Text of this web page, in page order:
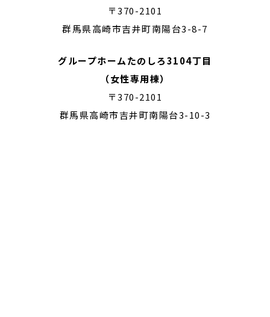
〒370-2101
群馬県高崎市吉井町南陽台3-8-7
グループホームたのしろ3104丁目
（女性専用棟）
〒370-2101
群馬県高崎市吉井町南陽台3-10-3